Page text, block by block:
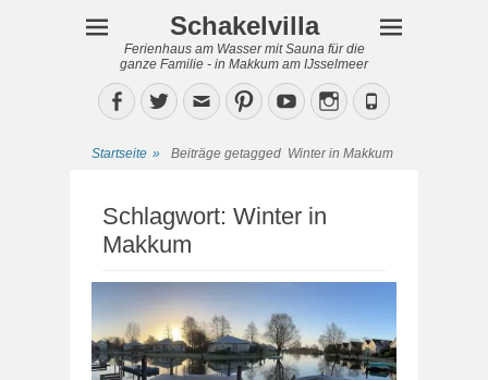
Schakelvilla
Ferienhaus am Wasser mit Sauna für die
ganze Familie - in Makkum am IJsselmeer
Facebook
TwitterEmailPinterestYouTubeInstagram
Phone
Startseite » Beiträge getagged Winter in Makkum
Schlagwort: Winter in
Makkum